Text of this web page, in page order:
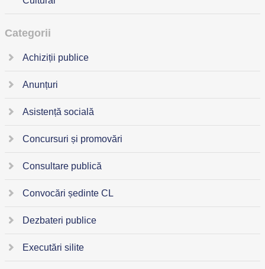
Categorii
Achiziții publice
Anunțuri
Asistență socială
Concursuri și promovări
Consultare publică
Convocări ședinte CL
Dezbateri publice
Executări silite